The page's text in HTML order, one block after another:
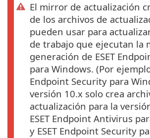
El mirror de actualización
de los archivos de
pueden usar para
de trabajo que ejecutan la
generación de ESET
para Windows. (Por
Endpoint Security para
versión 10.x solo crea
actualización para la
ESET Endpoint Antivirus
y ESET Endpoint Security